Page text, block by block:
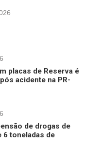
placas de Reserva é
acidente na PR-
de drogas de
6 toneladas de